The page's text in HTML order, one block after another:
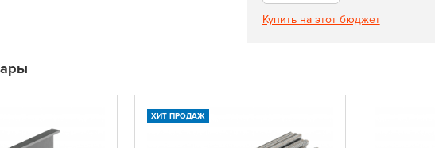
Купить на этот бюджет
ХИТ ПРОДАЖ